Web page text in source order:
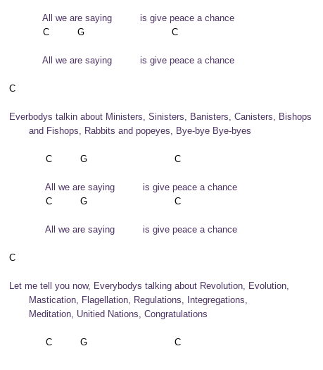
               All we are saying          is give peace a chance
               All we are saying          is give peace a chance
   Everbodys talkin about Ministers, Sinisters, Banisters, Canisters, Bishops
          and Fishops, Rabbits and popeyes, Bye-bye Bye-byes
                All we are saying          is give peace a chance
                All we are saying          is give peace a chance
   Let me tell you now, Everybodys talking about Revolution, Evolution,
          Mastication, Flagellation, Regulations, Integregations,
          Meditation, Unitied Nations, Congratulations
                C          G                               C